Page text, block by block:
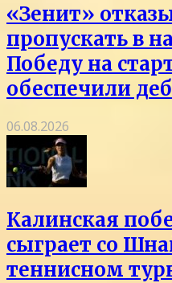
«Зенит»
пропускать в
Победу на
обеспечили
06.08.2026
Калинская
сыграет со
теннисном